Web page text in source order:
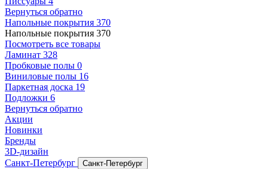
Вернуться обратно
Напольные покрытия 370
Напольные покрытия 370
Посмотреть все товары
Ламинат 328
Пробковые полы 0
Виниловые полы 16
Паркетная доска 19
Подложки 6
Вернуться обратно
Акции
Новинки
Бренды
3D-дизайн
Санкт-Петербург
Санкт-Петербург